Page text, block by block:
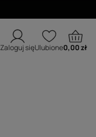
Zaloguj sięUlubione0,00 zł